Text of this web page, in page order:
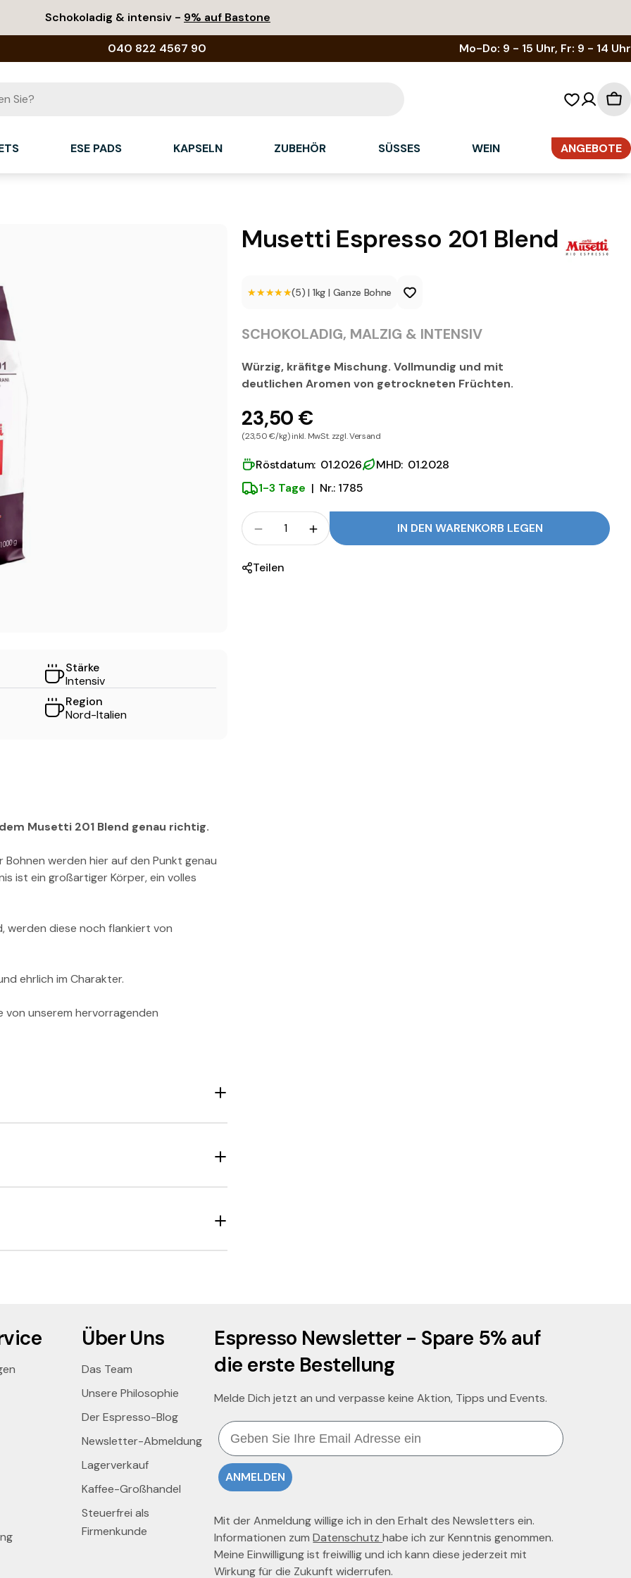
Schokoladig & intensiv - 9% auf Bastone
040 822 4567 90 Mo-Do: 9 - 15 Uhr, Fr: 9 - 14 Uhr
ESE PADS KAPSELN ZUBEHÖR SÜSSES WEIN ANGEBOTE
Stärke
Intensiv
Region
Nord-Italien
Musetti 201 Blend genau richtig.
werden hier auf den Punkt genau
ist ein großartiger Körper, ein volles
werden diese noch flankiert von
ehrlich im Charakter.
von unserem hervorragenden
Musetti Espresso 201 Blend
★★★★★
★★★★★(5) | 1kg | Ganze Bohne
SCHOKOLADIG, MALZIG & INTENSIV
Würzig, kräfitge Mischung. Vollmundig und mit
deutlichen Aromen von getrockneten Früchten.
23,50 €
(23,50 €/kg) inkl. MwSt. zzgl. Versand
Röstdatum: 01.2026
MHD: 01.2028
1-3 Tage | Nr.: 1785
Menge
Menge für Musetti Espresso 201 Blend verringern
Menge für Musetti Espresso 201 Blend erhöhen
IN DEN WARENKORB LEGEN
Teilen
Über Uns
Das Team
Unsere Philosophie
Der Espresso-Blog
Newsletter-Abmeldung
Lagerverkauf
Kaffee-Großhandel
Steuerfrei als
Firmenkunde
Espresso Newsletter - Spare 5% auf
die erste Bestellung
Melde Dich jetzt an und verpasse keine Aktion, Tipps und Events.
Email
ANMELDEN
Mit der Anmeldung willige ich in den Erhalt des Newsletters ein.
Informationen zumDatenschutzhabe ich zur Kenntnis genommen.
Meine Einwilligung ist freiwillig und ich kann diese jederzeit mit
Wirkung für die Zukunft widerrufen.
5% Rabatt!
Exklusiv für ihre erste Bestellung
Verraten Sie uns,
Weiß ich noch nicht
Angebot überspringen